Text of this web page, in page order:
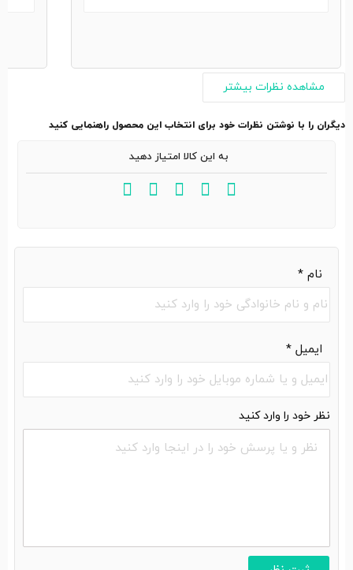
مشاهده نظرات بیشتر
دیگران را با نوشتن نظرات خود برای انتخاب این محصول راهنمایی کنید
نام *
ایمیل *
به این کالا امتیاز دهید